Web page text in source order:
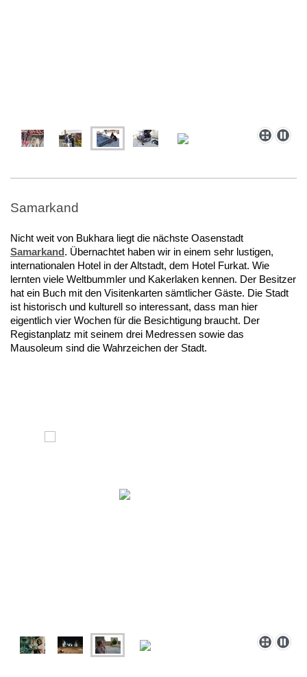
Samarkand
Nicht weit von Bukhara liegt die nächste Oasenstadt
Samarkand . Übernachtet haben wir in einem sehr lustigen,
internationalen Hotel in der Altstadt, dem Hotel Furkat. Wie
lernten viele Weltbummler und Kakerlaken kennen. Der Besitzer
hat ein Buch mit den Visitenkarten sämtlicher Gäste. Die Stadt
ist historisch und kulturell so interessant, dass man hier
eigentlich vier Wochen für die Besichtigung braucht. Der
Registanplatz mit seinem drei Medressen sowie das
Mausoleum sind die Wahrzeichen der Stadt.